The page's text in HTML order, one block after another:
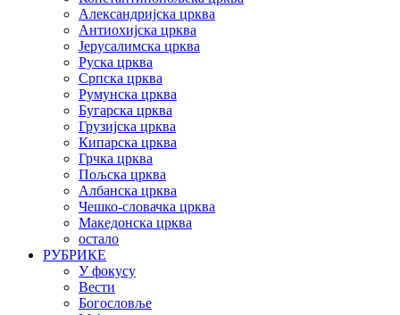
Александријска црква
Антиохијска црква
Јерусалимска црква
Руска црква
Српска црква
Румунска црква
Бугарска црква
Грузијска црква
Кипарска црква
Грчка црква
Пољска црква
Албанска црква
Чешко-словачка црква
Македонска црква
остало
РУБРИКЕ
У фокусу
Вести
Богословље